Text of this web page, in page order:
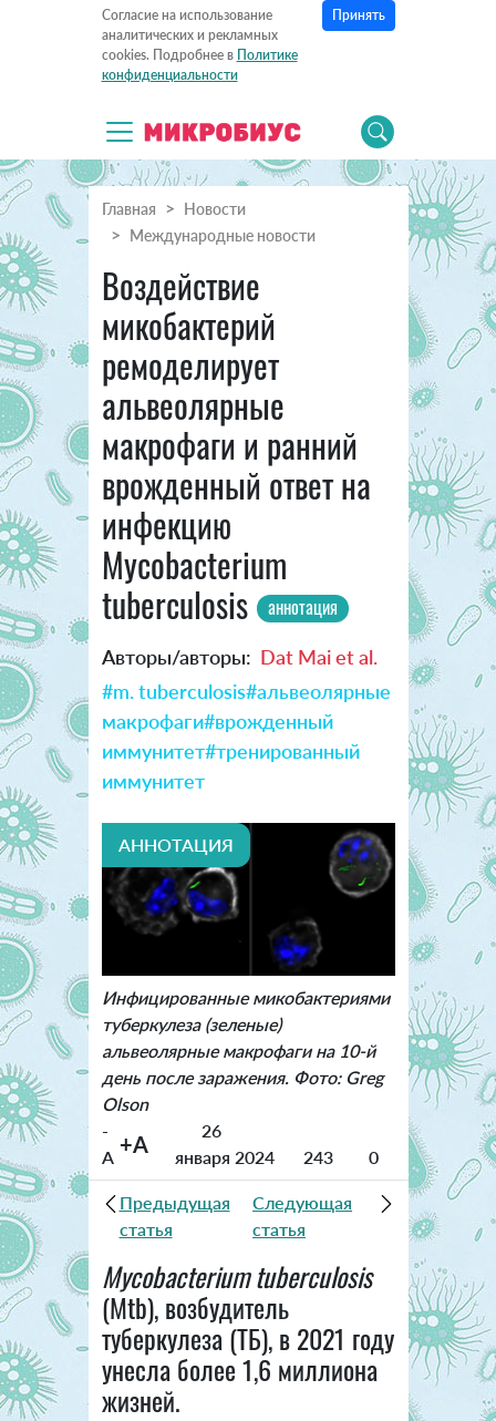
Согласие на использование
аналитических и рекламных
cookies. Подробнее в Политике
конфиденциальности
Принять
Главная
Новости
Международные новости
Воздействие
микобактерий
ремоделирует
альвеолярные
макрофаги и ранний
врожденный ответ на
инфекцию
Mycobacterium
tuberculosis
аннотация
Авторы/авторы: Dat Mai et al.
#m. tuberculosis#альвеолярные
макрофаги#врожденный
иммунитет#тренированный
иммунитет
АННОТАЦИЯ
Инфицированные микобактериями
туберкулеза (зеленые)
альвеолярные макрофаги на 10-й
день после заражения. Фото: Greg
Olson
-
A +A
26
января 2024
243 0
Предыдущая
статья
Следующая
статья
Mycobacterium tuberculosis
(Mtb), возбудитель
туберкулеза (ТБ), в 2021 году
унесла более 1,6 миллиона
жизней.